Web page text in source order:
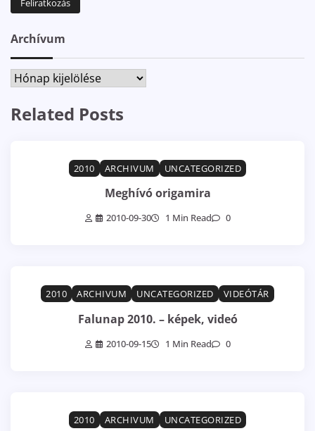
Archívum
Archívum
Related Posts
2010 ARCHIVUM UNCATEGORIZED
Meghívó origamira
2010-09-30 1 Min Read 0
2010 ARCHIVUM UNCATEGORIZED VIDEÓTÁR
Falunap 2010. – képek, videó
2010-09-15 1 Min Read 0
2010 ARCHIVUM UNCATEGORIZED